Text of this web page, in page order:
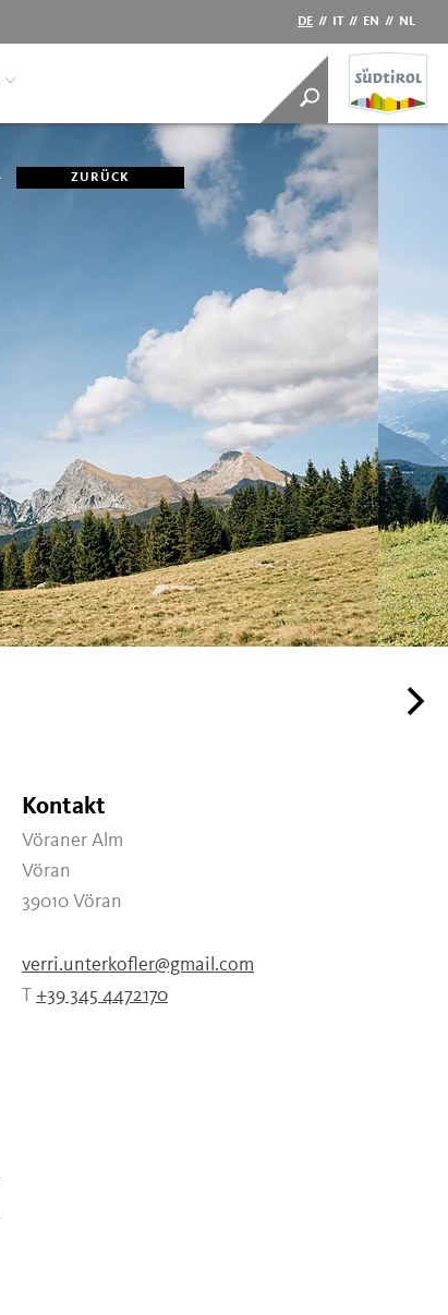
DE // IT // EN // NL
ZURÜCK
Kontakt
Vöraner Alm
Vöran
39010 Vöran
verri.unterkofler@gmail.com
T +39 345 4472170